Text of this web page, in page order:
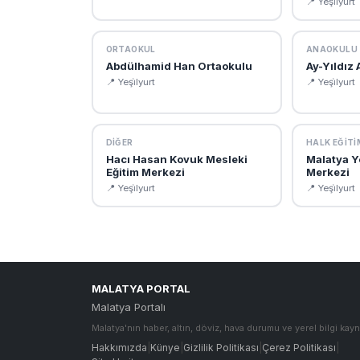
ORTAOKUL
Abdülhamid Han Ortaokulu
📍 Yeşi̇lyurt
ANAOKULU
Ay-
📍 Yeşi̇lyurt
DIĞER
Hacı Hasan Kovuk Mesleki
Eğitim Merkezi
📍 Yeşi̇lyurt
HALK
Malatya
Merkezi
📍 Yeşi̇lyurt
MALATYA PORTAL
Malatya Portalı
Malatya'nın haber, altın, döviz, hava durumu ve yerel bilgi
Hakkımızda Künye Gizlilik Politikası Çerez Politikası